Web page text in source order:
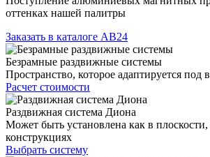
оттенках нашей палитры
Заказать в каталоге АВ24
Безрамные раздвижные системы
Пространство, которое адаптируется под
Расчет стоимости
Раздвижная система Диона
Может быть установлена как в
конструкциях
Выбрать систему